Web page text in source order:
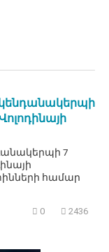
7
համար
0 2436